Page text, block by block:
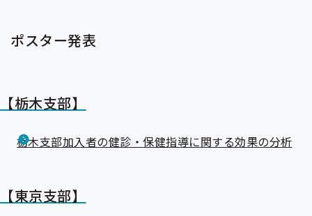
ポスター発表
【栃木支部】
栃木支部加入者の健診・保健指導に関する効果の分析
【東京支部】